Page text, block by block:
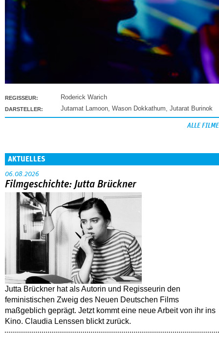
REGISSEUR: Roderick Warich
DARSTELLER: Jutamat Lamoon, Wason Dokkathum, Jutarat Burinok
ALLE FILME
AKTUELLES
06.08.2026
Filmgeschichte: Jutta Brückner
Jutta Brückner hat als Autorin und Regisseurin den
feministischen Zweig des Neuen Deutschen Films
maßgeblich geprägt. Jetzt kommt eine neue Arbeit von ihr ins
Kino. Claudia Lenssen blickt zurück.